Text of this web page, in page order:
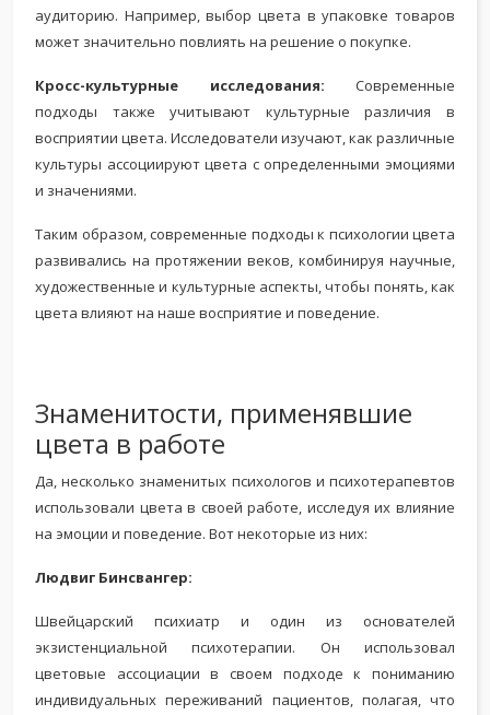
аудиторию. Например, выбор цвета в упаковке товаров
может значительно повлиять на решение о покупке.
Кросс-культурные исследования: Современные
подходы также учитывают культурные различия в
восприятии цвета. Исследователи изучают, как различные
культуры ассоциируют цвета с определенными эмоциями
и значениями.
Таким образом, современные подходы к психологии цвета
развивались на протяжении веков, комбинируя научные,
художественные и культурные аспекты, чтобы понять, как
цвета влияют на наше восприятие и поведение.
Знаменитости, применявшие
цвета в работе
Да, несколько знаменитых психологов и психотерапевтов
использовали цвета в своей работе, исследуя их влияние
на эмоции и поведение. Вот некоторые из них:
Людвиг Бинсвангер:
Швейцарский психиатр и один из основателей
экзистенциальной психотерапии. Он использовал
цветовые ассоциации в своем подходе к пониманию
индивидуальных переживаний пациентов, полагая, что